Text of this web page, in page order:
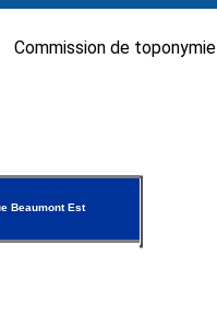
Commission de toponymie
Beaumont Est